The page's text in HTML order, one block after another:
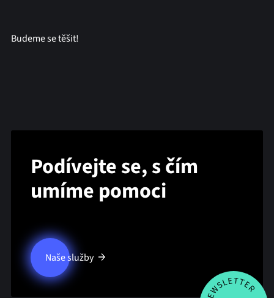
Budeme se těšit!
Podívejte se, s čím
umíme pomoci
Naše služby